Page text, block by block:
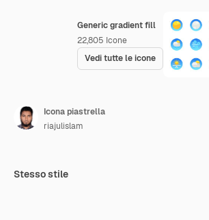
Generic gradient fill
22,805 Icone
Vedi tutte le icone
Icona piastrella
riajulislam
Stesso stile